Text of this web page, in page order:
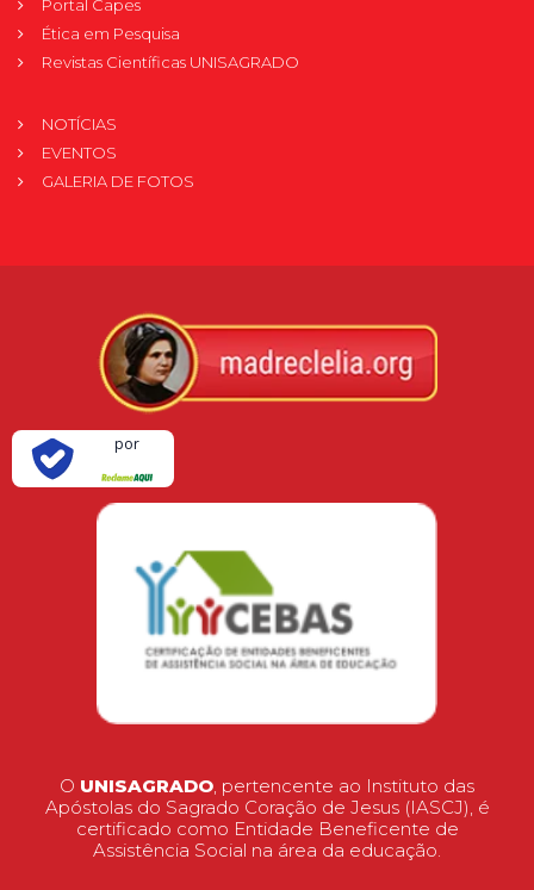
Portal Capes
Ética em Pesquisa
Revistas Científicas UNISAGRADO
NOTÍCIAS
EVENTOS
GALERIA DE FOTOS
por
O UNISAGRADO, pertencente ao Instituto das
Apóstolas do Sagrado Coração de Jesus (IASCJ), é
certificado como Entidade Beneficente de
Assistência Social na área da educação.